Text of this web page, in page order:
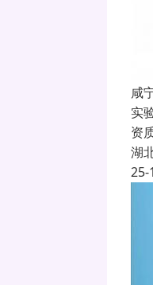
咸
实
资
湖
25-